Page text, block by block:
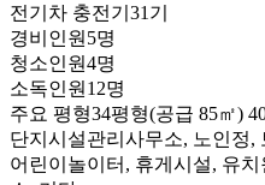
전기차 충전기 31기
경비인원 5명
청소인원4명
소독인원 12명
주요 평형34평형(공급 85㎡)
단지시설관리사무소, 노인정,
어린이놀이터, 휴게시설, 유